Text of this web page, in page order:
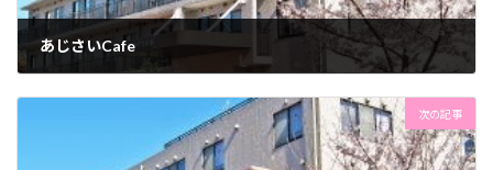
あじさいCafe
次の記事